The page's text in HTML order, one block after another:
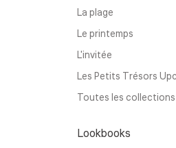
La plage
Le printemps
L'invitée
Les Petits Trésors
Toutes les collections
Lookbooks